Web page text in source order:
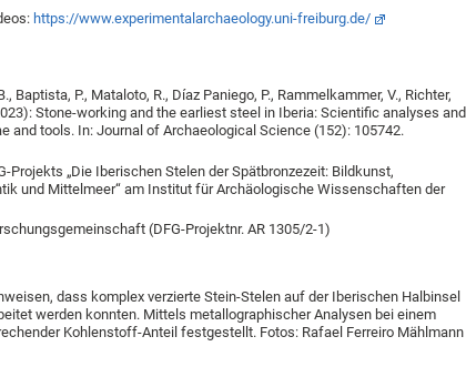
https://www.experimentalarchaeology.uni-freiburg.de/
Baptista, P., Mataloto, R., Díaz Paniego, P., Rammelkammer, V., Richter,
Stone-working and the earliest steel in Iberia: Scientific analyses and
and tools. In: Journal of Archaeological Science (152): 105742.
Projekts „Die Iberischen Stelen der Spätbronzezeit: Bildkunst,
und Mittelmeer“ am Institut für Archäologische Wissenschaften der
(DFG-Projektnr. AR 1305/2-1)
dass komplex verzierte Stein-Stelen auf der Iberischen Halbinsel
werden konnten. Mittels metallographischer Analysen bei einem
Kohlenstoff-Anteil festgestellt. Fotos: Rafael Ferreiro Mählmann